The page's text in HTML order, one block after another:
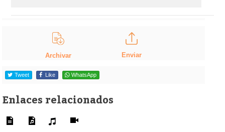
Archivar Enviar
Tweet Like WhatsApp
Enlaces relacionados